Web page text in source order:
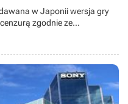
w Japonii wersja gry
zgodnie ze